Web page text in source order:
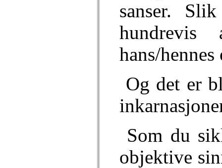
sanser.
hundrevis
hans/
Og det er
Som du
objektive